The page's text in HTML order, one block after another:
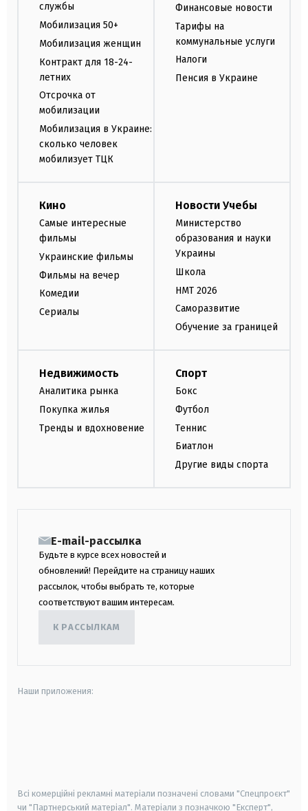
службы
Мобилизация 50+
Мобилизация женщин
Контракт для 18-24-
летних
Отсрочка от
мобилизации
Мобилизация в Украине:
сколько человек
мобилизует ТЦК
Финансовые новости
Тарифы на
коммунальные услуги
Налоги
Пенсия в Украине
Кино
Самые интересные
фильмы
Украинские фильмы
Фильмы на вечер
Комедии
Сериалы
Новости Учебы
Министерство
образования и науки
Украины
Школа
НМТ 2026
Саморазвитие
Обучение за границей
Недвижимость
Аналитика рынка
Покупка жилья
Тренды и вдохновение
Спорт
Бокс
Футбол
Теннис
Биатлон
Другие виды спорта
E-mail-рассылка
Будьте в курсе всех новостей и
обновлений! Перейдите на страницу наших
рассылок, чтобы выбрать те, которые
соответствуют вашим интересам.
К РАССЫЛКАМ
Наши приложения:
Всі комерційні рекламні матеріали позначені словами "Спецпроєкт"
чи "Партнерський матеріал". Матеріали з позначкою "Експерт",